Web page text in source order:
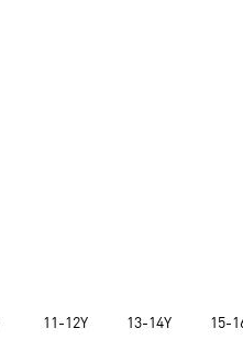
Camo juvenil
11-12Y 13-14Y 15-